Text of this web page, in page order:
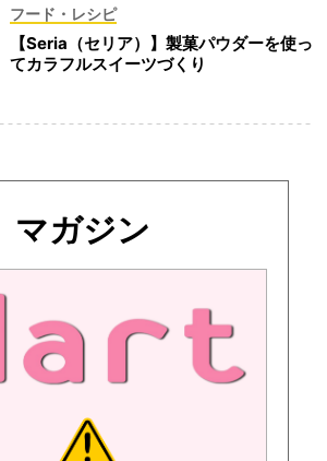
フード・レシピ
【Seria（セリア）】製菓パウダーを使っ
てカラフルスイーツづくり
マガジン